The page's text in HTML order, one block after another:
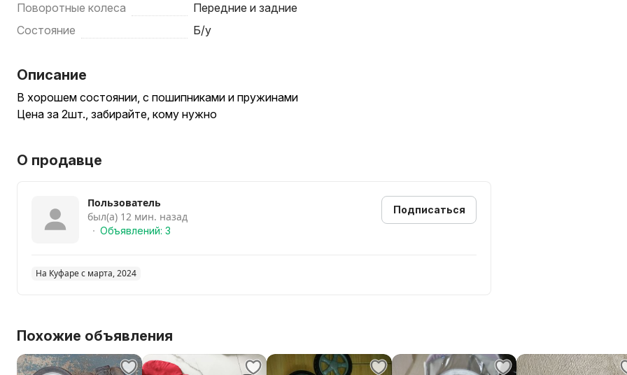
Поворотные колеса
Передние и задние
Состояние
Б/у
Описание
В хорошем состоянии, с пошипниками и пружинами
Цена за 2шт., забирайте, кому нужно
О продавце
Пользователь
был(а) 12 мин. назад
Объявлений: 3
Подписаться
На Куфаре с марта, 2024
Похожие объявления